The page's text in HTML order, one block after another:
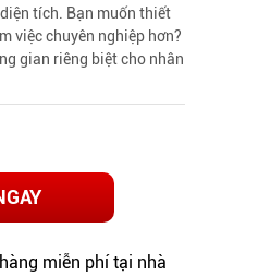
tích. Bạn muốn thiết
việc chuyên nghiệp hơn?
gian riêng biệt cho nhân
miễn phí tại nhà